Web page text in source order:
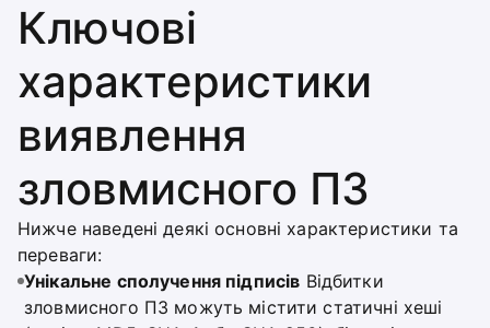
Ключові
характеристики
виявлення
зловмисного ПЗ
Нижче наведені деякі основні характеристики та
переваги:
Унікальне сполучення підписів Відбитки
зловмисного ПЗ можуть містити статичні хеші